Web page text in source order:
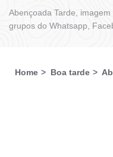
Abençoada Tarde,
grupos do Whatsapp,
Home Boa tarde